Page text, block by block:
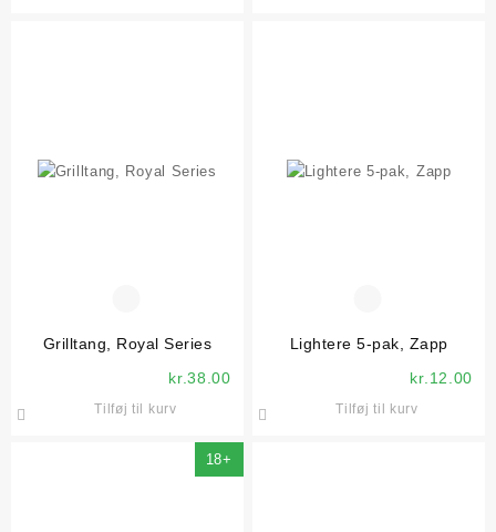
Grilltang, Royal Series
kr.38.00
Tilføj til kurv
Lightere 5-pak, Zapp
kr. 12.00
Tilføj til kurv
18+